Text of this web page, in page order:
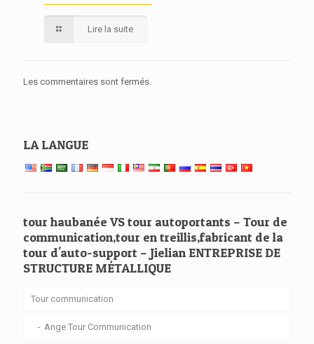
Lire la suite
Les commentaires sont fermés.
LA LANGUE
tour haubanée VS tour autoportants – Tour de
communication,tour en treillis,fabricant de la
tour d'auto-support – Jielian ENTREPRISE DE
STRUCTURE MÉTALLIQUE
Tour communication
Ange Tour Communication